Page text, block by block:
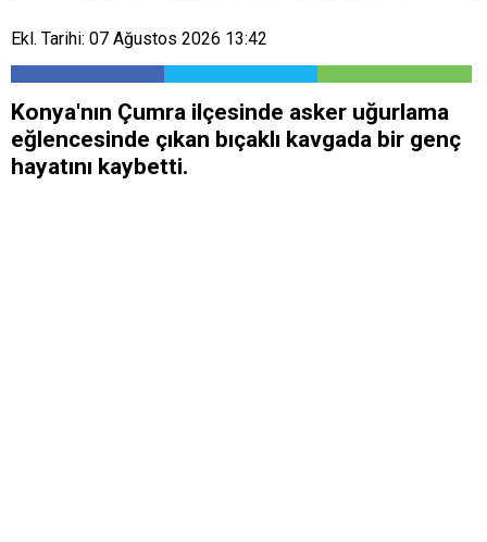
Ekl. Tarihi: 07 Ağustos 2026 13:42
Konya'nın Çumra ilçesinde asker uğurlama
eğlencesinde çıkan bıçaklı kavgada bir genç
hayatını kaybetti.